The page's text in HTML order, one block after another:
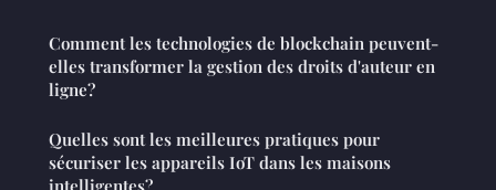
Comment les technologies de blockchain peuvent-
elles transformer la gestion des droits d'auteur en
ligne?
Quelles sont les meilleures pratiques pour
sécuriser les appareils IoT dans les maisons